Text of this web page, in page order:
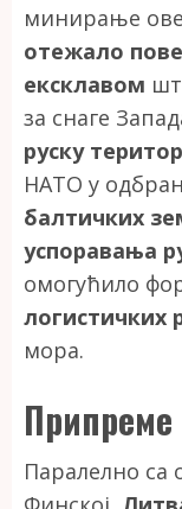
минирање ове
отежало
ексклавом
за снаге
руску
НАТО у
балтичких
успоравања
омогућило
логистичких
мора.
Паралелно са